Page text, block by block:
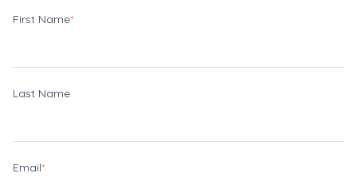
First Name*
Last Name
Email*